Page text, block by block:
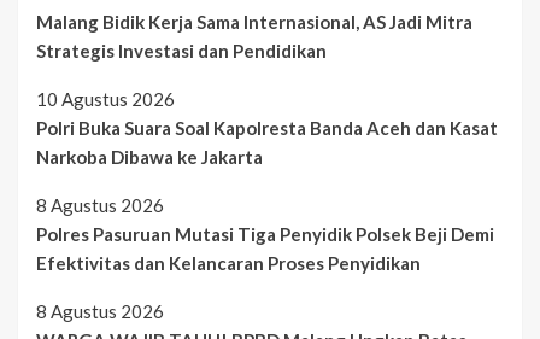
Malang Bidik Kerja Sama Internasional, AS Jadi Mitra
Strategis Investasi dan Pendidikan
10 Agustus 2026
Polri Buka Suara Soal Kapolresta Banda Aceh dan Kasat
Narkoba Dibawa ke Jakarta
8 Agustus 2026
Polres Pasuruan Mutasi Tiga Penyidik Polsek Beji Demi
Efektivitas dan Kelancaran Proses Penyidikan
8 Agustus 2026